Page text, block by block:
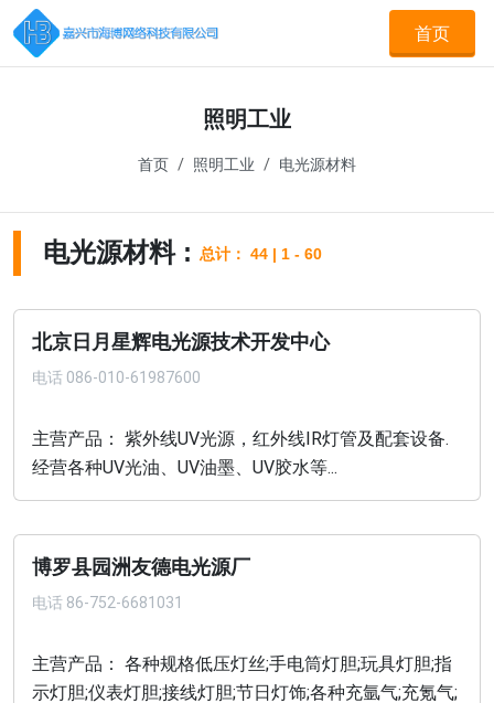
首页
照明工业
首页 照明工业 电光源材料
电光源材料 : 总计： 44 | 1 - 60
北京日月星辉电光源技术开发中心
电话 086-010-61987600
主营产品： 紫外线UV光源，红外线IR灯管及配套设备.
经营各种UV光油、UV油墨、UV胶水等...
博罗县园洲友德电光源厂
电话 86-752-6681031
主营产品： 各种规格低压灯丝;手电筒灯胆;玩具灯胆;指
示灯胆;仪表灯胆;接线灯胆;节日灯饰;各种充氩气;充氪气;